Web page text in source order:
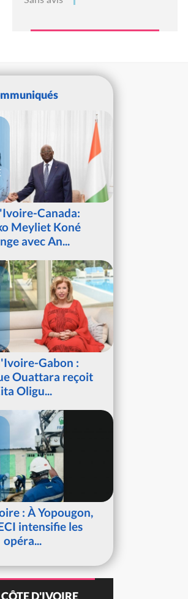
Canada:
Meyliet Koné
avec An...
Gabon :
Ouattara reçoit
Oligu...
: À Yopougon,
intensifie les
opéra...
CÔTE D'IVOIRE